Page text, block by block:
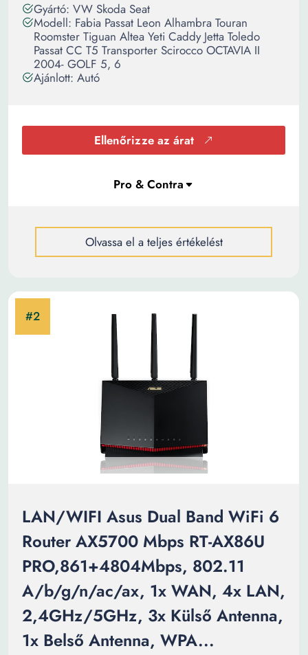
Gyártó: VW Skoda Seat
Modell: Fabia Passat Leon Alhambra Touran
Roomster Tiguan Altea Yeti Caddy Jetta Toledo
Passat CC T5 Transporter Scirocco OCTAVIA II
2004- GOLF 5, 6
Ajánlott: Autó
Ellenőrizze az árat
Olvassa el a teljes értékelést
LAN/WIFI Asus Dual Band WiFi 6
Router AX5700 Mbps RT-AX86U
PRO,861+4804Mbps, 802.11
A/b/g/n/ac/ax, 1x WAN, 4x LAN,
2,4GHz/5GHz, 3x Külső Antenna,
1x Belső Antenna, WPA...